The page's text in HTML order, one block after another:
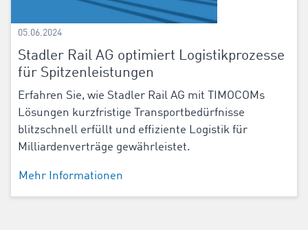
05.06.2024
Stadler Rail AG optimiert Logistikprozesse
für Spitzenleistungen
Erfahren Sie, wie Stadler Rail AG mit TIMOCOMs
Lösungen kurzfristige Transportbedürfnisse
blitzschnell erfüllt und effiziente Logistik für
Milliardenverträge gewährleistet.
Mehr Informationen